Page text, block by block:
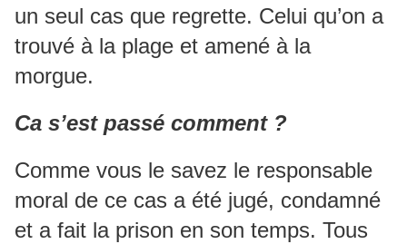
un seul cas que regrette. Celui qu’on a
trouvé à la plage et amené à la
morgue.
Ca s’est passé comment ?
Comme vous le savez le responsable
moral de ce cas a été jugé, condamné
et a fait la prison en son temps. Tous